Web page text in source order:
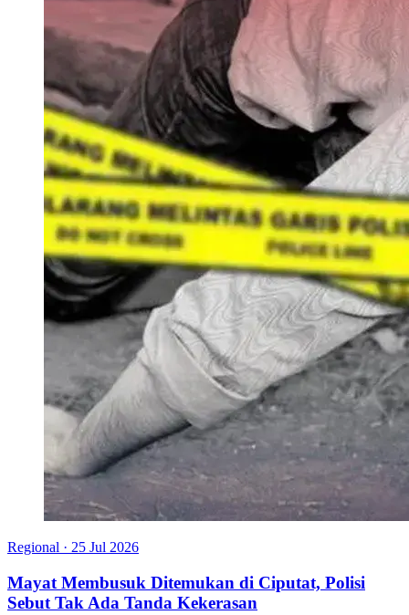
Regional · 25 Jul 2026
Mayat Membusuk Ditemukan di Ciputat, Polisi
Sebut Tak Ada Tanda Kekerasan